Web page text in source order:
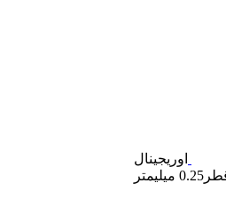
اوریجینال